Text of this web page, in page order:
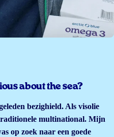
about the sea?
bezighield. Als visolie
multinational. Mijn
op zoek naar een goede